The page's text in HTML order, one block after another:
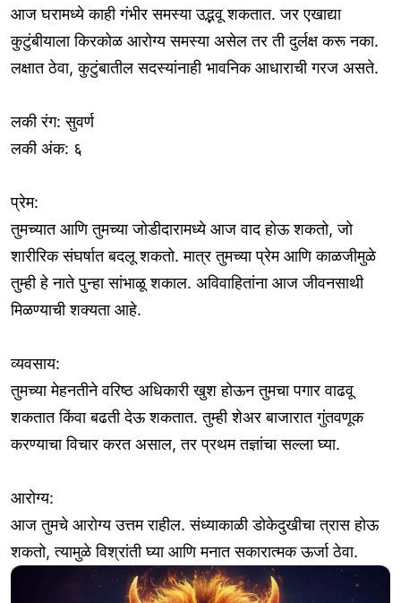
आज घरामध्ये काही गंभीर समस्या उद्भवू शकतात. जर एखाद्या
कुटुंबीयाला किरकोळ आरोग्य समस्या असेल तर ती दुर्लक्ष करू नका.
लक्षात ठेवा, कुटुंबातील सदस्यांनाही भावनिक आधाराची गरज असते.
लकी रंग: सुवर्ण
लकी अंक: ६
प्रेम:
तुमच्यात आणि तुमच्या जोडीदारामध्ये आज वाद होऊ शकतो, जो
शारीरिक संघर्षात बदलू शकतो. मात्र तुमच्या प्रेम आणि काळजीमुळे
तुम्ही हे नाते पुन्हा सांभाळू शकाल. अविवाहितांना आज जीवनसाथी
मिळण्याची शक्यता आहे.
व्यवसाय:
तुमच्या मेहनतीने वरिष्ठ अधिकारी खुश होऊन तुमचा पगार वाढवू
शकतात किंवा बढती देऊ शकतात. तुम्ही शेअर बाजारात गुंतवणूक
करण्याचा विचार करत असाल, तर प्रथम तज्ञांचा सल्ला घ्या.
आरोग्य:
आज तुमचे आरोग्य उत्तम राहील. संध्याकाळी डोकेदुखीचा त्रास होऊ
शकतो, त्यामुळे विश्रांती घ्या आणि मनात सकारात्मक ऊर्जा ठेवा.